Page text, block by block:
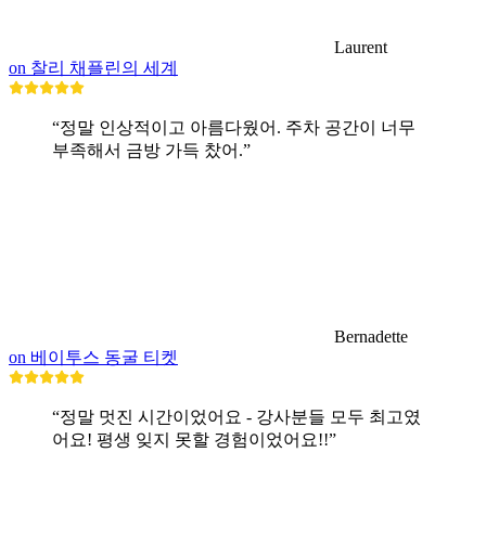
Laurent
on 찰리 채플린의 세계
“정말 인상적이고 아름다웠어. 주차 공간이 너무
부족해서 금방 가득 찼어.”
Bernadette
on 베이투스 동굴 티켓
“정말 멋진 시간이었어요 - 강사분들 모두 최고였
어요! 평생 잊지 못할 경험이었어요!!”